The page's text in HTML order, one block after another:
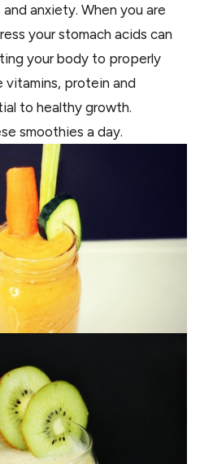
anxiety. When you are
your stomach acids can
your body to properly
vitamins, protein and
to healthy growth.
smoothies a day.